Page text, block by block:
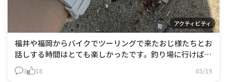
アクティビティ
福井や福岡からバイクでツーリングで来たおじ様たちとお
話しする時間はとても楽しかったです。釣り場に行けば誰
かに話しかけられるのは日常的で、昨日の最後に立ち寄っ
た内灘海岸でたまたま声かけてきてくれた学生の男の子が
3 18 05/19